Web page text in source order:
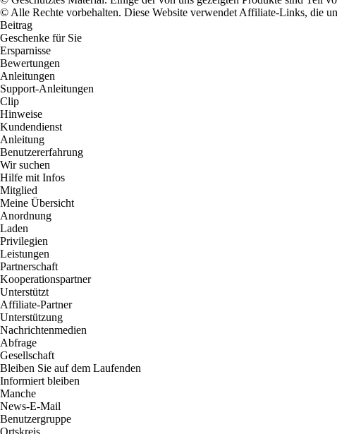
© Alle Rechte vorbehalten. Diese Website verwendet Affiliate-Links, die
Beitrag
Geschenke für Sie
Ersparnisse
Bewertungen
Anleitungen
Support-Anleitungen
Clip
Hinweise
Kundendienst
Anleitung
Benutzererfahrung
Wir suchen
Hilfe mit Infos
Mitglied
Meine Übersicht
Anordnung
Laden
Privilegien
Leistungen
Partnerschaft
Kooperationspartner
Unterstützt
Affiliate-Partner
Unterstützung
Nachrichtenmedien
Abfrage
Gesellschaft
Bleiben Sie auf dem Laufenden
Informiert bleiben
Manche
News-E-Mail
Benutzergruppe
Ortskreis